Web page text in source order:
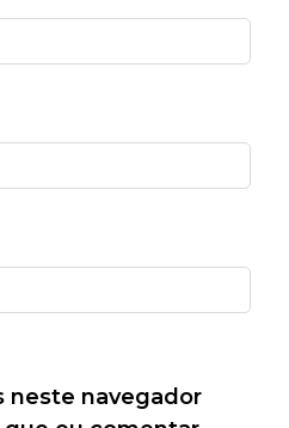
neste navegador